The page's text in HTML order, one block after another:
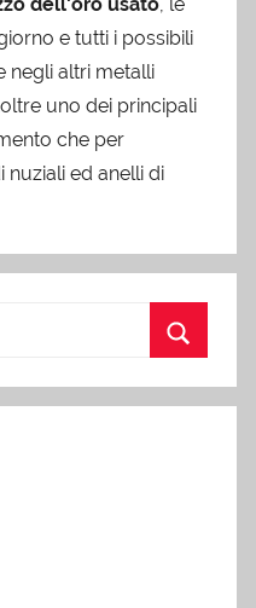
e tutti i possibili
negli altri metalli
uno dei principali
che per
ed anelli di